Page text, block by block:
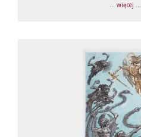
... więcej ...